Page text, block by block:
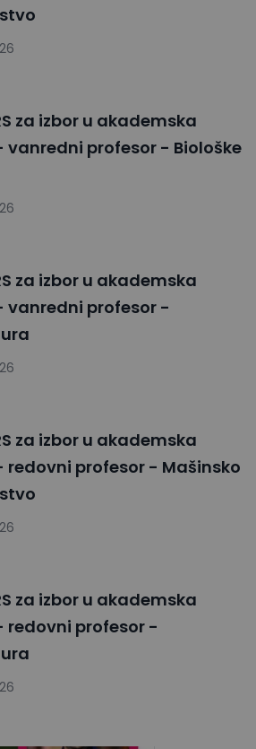
za izbor u akademska
vanredni profesor - Biološke
za izbor u akademska
vanredni profesor -
za izbor u akademska
redovni profesor - Mašinsko
za izbor u akademska
redovni profesor -